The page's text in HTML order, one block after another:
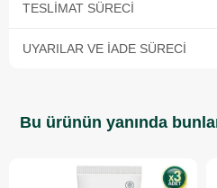
TESLIMAT SÜRECI
UYARILAR VE İADE SÜRECI
Bu ürünün yanında